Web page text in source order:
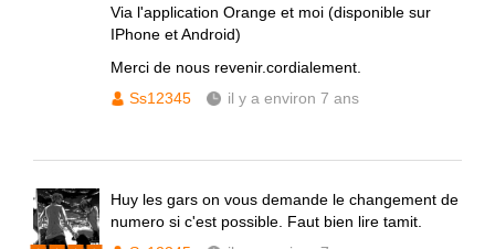
Via l'application Orange et moi (disponible sur
IPhone et Android)
Merci de nous revenir.cordialement.
Ss12345
il y a environ 7 ans
Huy les gars on vous demande le changement de
numero si c'est possible. Faut bien lire tamit.